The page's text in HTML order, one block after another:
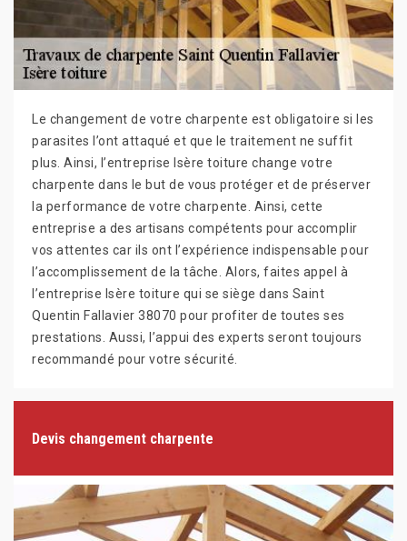
Le changement de votre charpente est obligatoire si les
parasites l’ont attaqué et que le traitement ne suffit
plus. Ainsi, l’entreprise Isère toiture change votre
charpente dans le but de vous protéger et de préserver
la performance de votre charpente. Ainsi, cette
entreprise a des artisans compétents pour accomplir
vos attentes car ils ont l’expérience indispensable pour
l’accomplissement de la tâche. Alors, faites appel à
l’entreprise Isère toiture qui se siège dans Saint
Quentin Fallavier 38070 pour profiter de toutes ses
prestations. Aussi, l’appui des experts seront toujours
recommandé pour votre sécurité.
Devis changement charpente